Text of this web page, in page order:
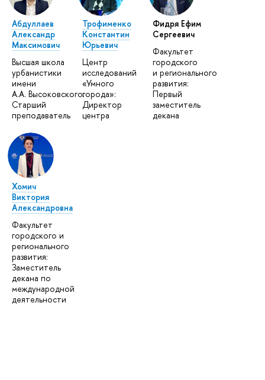
Абдуллаев
Александр
Максимович
Высшая школа
урбанистики
имени
А.А. Высоковского:
Старший
преподаватель
Трофименко
Константин
Юрьевич
Центр
исследований
«Умного
города»:
Директор
центра
Фидря Ефим
Сергеевич
Факультет
городского
и регионального
развития:
Первый
заместитель
декана
Хомич
Виктория
Александровна
Факультет
городского и
регионального
развития:
Заместитель
декана по
международной
деятельности